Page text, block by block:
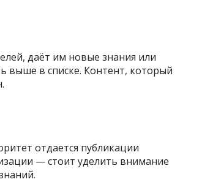
даёт им новые знания или
выше в списке. Контент, который
отдается публикации
— стоит уделить внимание